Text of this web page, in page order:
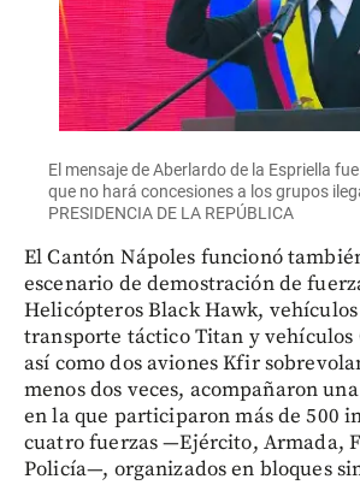
El mensaje de Aberlardo de la Espriella
que no hará concesiones a los grupos
PRESIDENCIA DE LA REPÚBLICA
El Cantón Nápoles funcionó
escenario de demostración de
Helicópteros Black Hawk, vehículos
transporte táctico Titan y vehículos
así como dos aviones Kfir
menos dos veces, acompañaron
en la que participaron más de 500
cuatro fuerzas —Ejército, Armada,
Policía—, organizados en bloques